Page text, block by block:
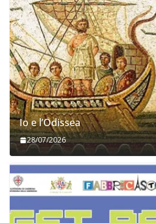
Io e l’Odissea
28/07/2026